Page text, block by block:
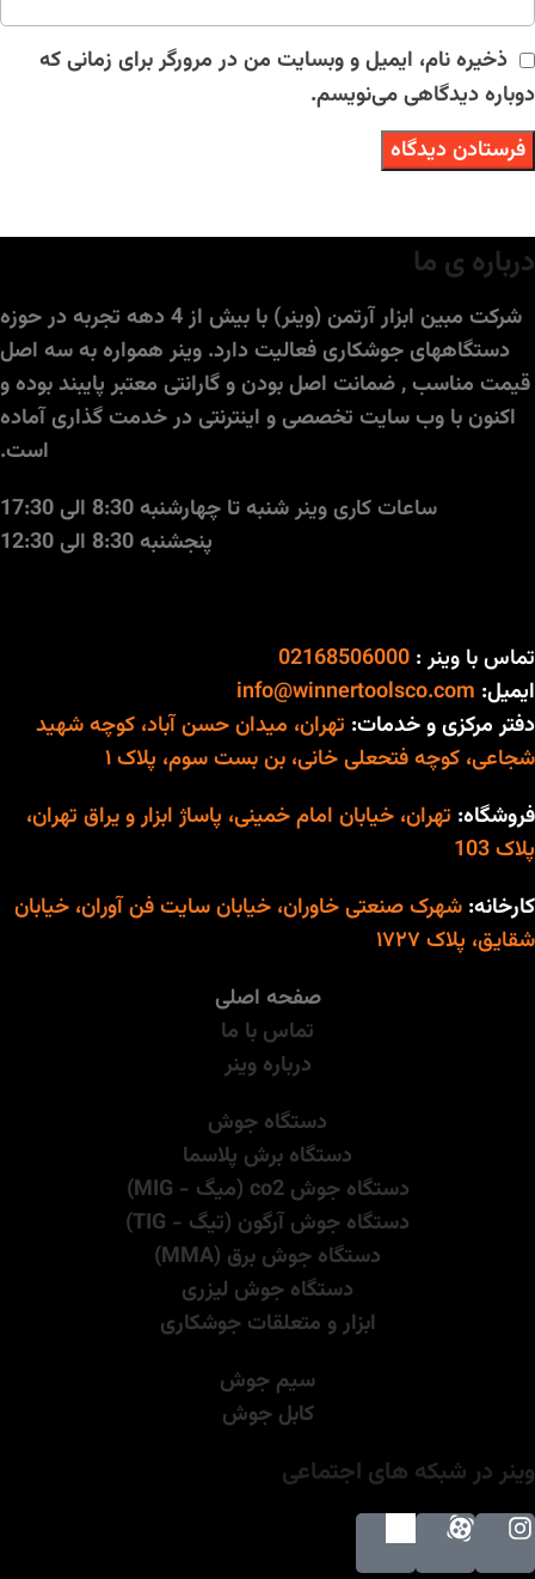
ذخیره نام، ایمیل و وبسایت من در مرورگر برای زمانی که
دوباره دیدگاهی می‌نویسم.
درباره ی ما
شرکت مبین ابزار آرتمن (وینر) با بیش از 4 دهه تجربه در حوزه
دستگاههای جوشکاری فعالیت دارد. وینر همواره به سه اصل
قیمت مناسب , ضمانت اصل بودن و گارانتی معتبر پایبند بوده و
اکنون با وب سایت تخصصی و اینترنتی در خدمت گذاری آماده
است.
ساعات کاری وینرشنبه تا چهارشنبه 8:30 الی 17:30
پنجشنبه 8:30 الی 12:30
تماس با وینر : 02168506000
ایمیل: info@winnertoolsco.com
دفتر مرکزی و خدمات: تهران، میدان حسن آباد، کوچه شهید
شجاعی، کوچه فتحعلی خانی، بن بست سوم، پلاک ۱
فروشگاه: تهران، خیابان امام خمینی، پاساژ ابزار و یراق تهران،
پلاک 103
کارخانه: شهرک صنعتی خاوران، خیابان سایت فن آوران، خیابان
شقایق، پلاک ۱۷۲۷
صفحه اصلی
تماس با ما
درباره وینر
دستگاه جوش
دستگاه برش پلاسما
دستگاه جوش co2 (میگ - MIG)
دستگاه جوش آرگون (تیگ - TIG)
دستگاه جوش برق (MMA)
دستگاه جوش لیزری
ابزار و متعلقات جوشکاری
سیم جوش
کابل جوش
وینر در شبکه های اجتماعی